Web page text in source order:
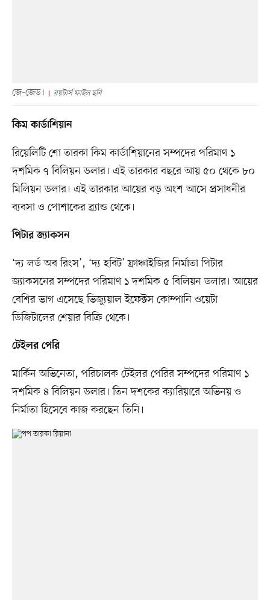
জে-জেড। রয়টার্স ফাইল ছবি
কিম কার্ডাশিয়ান
রিয়েলিটি শো তারকা কিম কার্ডাশিয়ানের সম্পদের পরিমাণ ১
দশমিক ৭ বিলিয়ন ডলার। এই তারকার বছরে আয় ৫০ থেকে ৮০
মিলিয়ন ডলার। এই তারকার আয়ের বড় অংশ আসে প্রসাধনীর
ব্যবসা ও পোশাকের ব্র্যান্ড থেকে।
পিটার জ্যাকসন
‘দ্য লর্ড অব রিংস’, ‘দ্য হবিট’ ফ্রাঞ্চাইজির নির্মাতা পিটার
জ্যাকসনের সম্পদের পরিমাণ ১ দশমিক ৫ বিলিয়ন ডলার। আয়ের
বেশির ভাগ এসেছে ভিজ্যুয়াল ইফেক্টস কোম্পানি ওয়েটা
ডিজিটালের শেয়ার বিক্রি থেকে।
টেইলর পেরি
মার্কিন অভিনেতা, পরিচালক টেইলর পেরির সম্পদের পরিমাণ ১
দশমিক ৪ বিলিয়ন ডলার। তিন দশকের ক্যারিয়ারে অভিনয় ও
নির্মাতা হিসেবে কাজ করছেন তিনি।